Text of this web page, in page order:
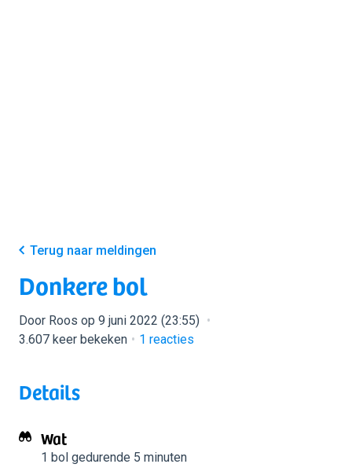
Terug naar meldingen
Donkere bol
Door Roos op 9 juni 2022 (23:55)
3.607 keer bekeken
1 reacties
Details
Wat
1 bol gedurende 5 minuten